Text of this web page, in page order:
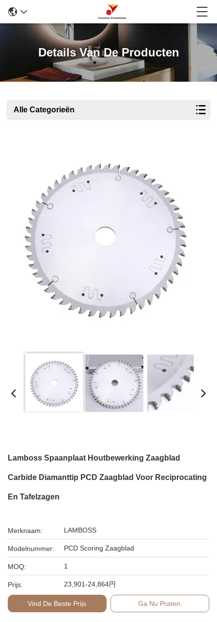
Details Van De Producten
Alle Categorieën
Lamboss Spaanplaat Houtbewerking Zaagblad
Carbide Diamanttip PCD Zaagblad Voor Reciprocating
En Tafelzagen
Merknaam: LAMBOSS
Modelnummer: PCD Scoring Zaagblad
MOQ: 1
Prijs: 23,901-24,864円
Vind De Beste Prijs Ga Nu Praten.